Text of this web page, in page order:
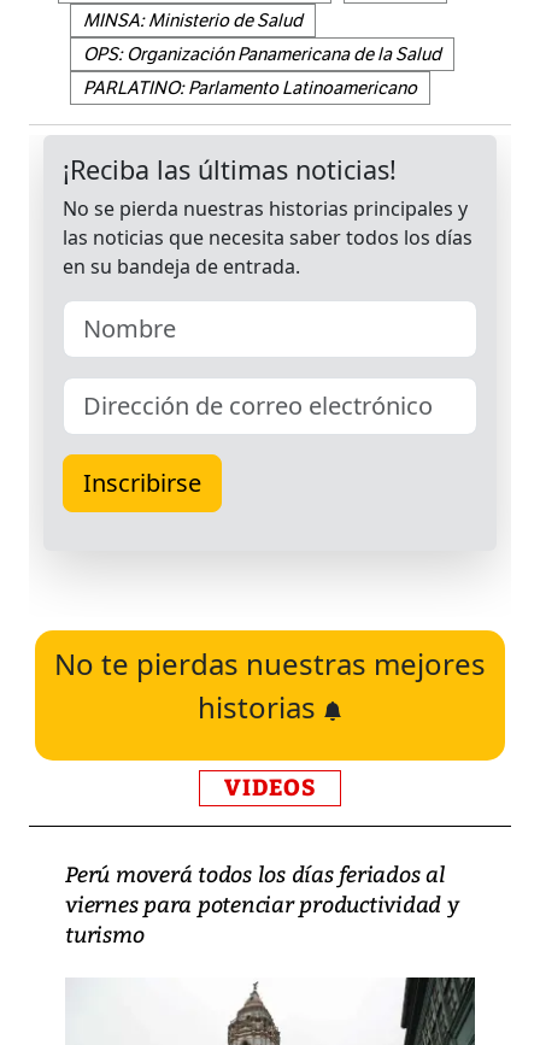
MINSA: Ministerio de Salud
OPS: Organización Panamericana de la Salud
PARLATINO: Parlamento Latinoamericano
No te pierdas nuestras mejores
historias
VIDEOS
Perú moverá todos los días feriados al
viernes para potenciar productividad y
turismo